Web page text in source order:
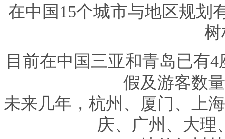
在中国15个城市与地区规划
目前在中国三亚和青岛已有
假及游客数
未来几年，杭州、厦门、上
庆、广州、大理